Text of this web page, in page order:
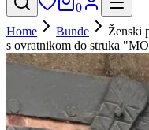
0
Home
Bunde
Ženski
s ovratnikom do struka